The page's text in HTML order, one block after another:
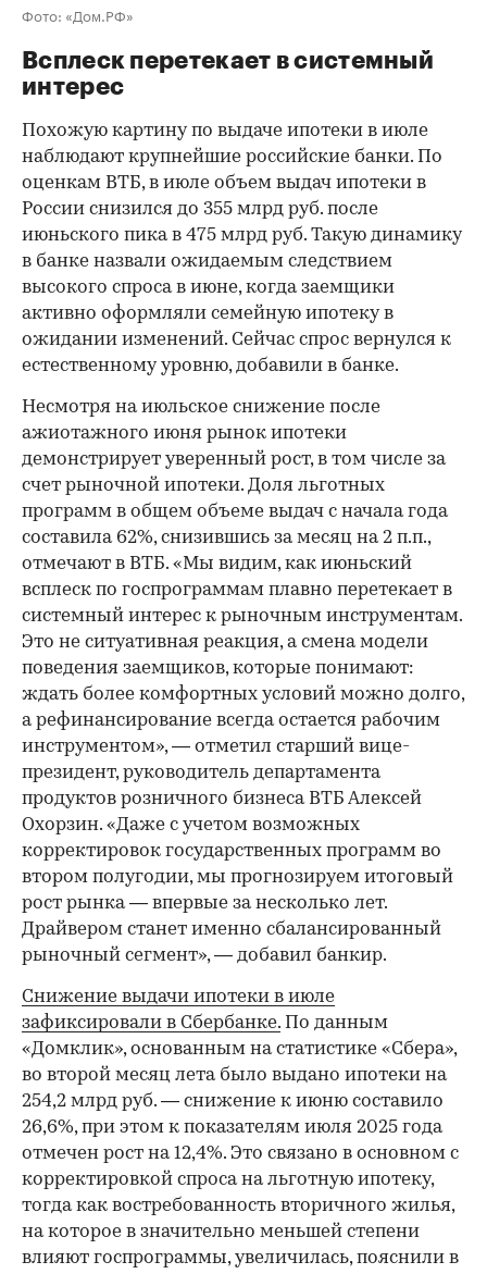
Фото: «Дом.РФ»
Всплеск перетекает в системный
интерес
Похожую картину по выдаче ипотеки в июле
наблюдают крупнейшие российские банки. По
оценкам ВТБ, в июле объем выдач ипотеки в
России снизился до 355 млрд руб. после
июньского пика в 475 млрд руб. Такую динамику
в банке назвали ожидаемым следствием
высокого спроса в июне, когда заемщики
активно оформляли семейную ипотеку в
ожидании изменений. Сейчас спрос вернулся к
естественному уровню, добавили в банке.
Несмотря на июльское снижение после
ажиотажного июня рынок ипотеки
демонстрирует уверенный рост, в том числе за
счет рыночной ипотеки. Доля льготных
программ в общем объеме выдач с начала года
составила 62%, снизившись за месяц на 2 п.п.,
отмечают в ВТБ. «Мы видим, как июньский
всплеск по госпрограммам плавно перетекает в
системный интерес к рыночным инструментам.
Это не ситуативная реакция, а смена модели
поведения заемщиков, которые понимают:
ждать более комфортных условий можно долго,
а рефинансирование всегда остается рабочим
инструментом», — отметил старший вице-
президент, руководитель департамента
продуктов розничного бизнеса ВТБ Алексей
Охорзин. «Даже с учетом возможных
корректировок государственных программ во
втором полугодии, мы прогнозируем итоговый
рост рынка — впервые за несколько лет.
Драйвером станет именно сбалансированный
рыночный сегмент», — добавил банкир.
Снижение выдачи ипотеки в июле
зафиксировали в Сбербанке. По данным
«Домклик», основанным на статистике «Сбера»,
во второй месяц лета было выдано ипотеки на
254,2 млрд руб. — снижение к июню составило
26,6%, при этом к показателям июля 2025 года
отмечен рост на 12,4%. Это связано в основном с
корректировкой спроса на льготную ипотеку,
тогда как востребованность вторичного жилья,
на которое в значительно меньшей степени
влияют госпрограммы, увеличилась, пояснили в